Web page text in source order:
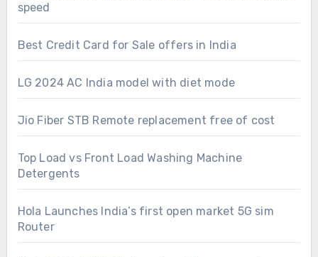
speed
Best Credit Card for Sale offers in India
LG 2024 AC India model with diet mode
Jio Fiber STB Remote replacement free of cost
Top Load vs Front Load Washing Machine
Detergents
Hola Launches India’s first open market 5G sim
Router